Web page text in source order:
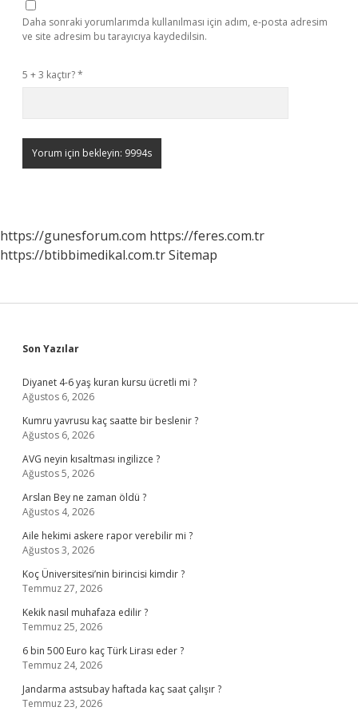
Daha sonraki yorumlarımda kullanılması için adım, e-posta adresim
ve site adresim bu tarayıcıya kaydedilsin.
5 + 3 kaçtır?*
https://gunesforum.com https://feres.com.tr
https://btibbimedikal.com.trSitemap
Sidebar
Son Yazılar
Diyanet 4-6 yaş kuran kursu ücretli mi ?
Ağustos 6, 2026
Kumru yavrusu kaç saatte bir beslenir ?
Ağustos 6, 2026
AVG neyin kısaltması ingilizce ?
Ağustos 5, 2026
Arslan Bey ne zaman öldü ?
Ağustos 4, 2026
Aile hekimi askere rapor verebilir mi ?
Ağustos 3, 2026
Koç Üniversitesi’nin birincisi kimdir ?
Temmuz 27, 2026
Kekik nasıl muhafaza edilir ?
Temmuz 25, 2026
6 bin 500 Euro kaç Türk Lirası eder ?
Temmuz 24, 2026
Jandarma astsubay haftada kaç saat çalışır ?
Temmuz 23, 2026